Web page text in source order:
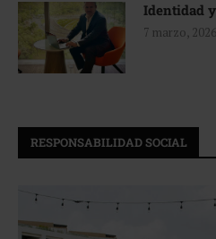
Identidad
7 marzo, 2026
RESPONSABILIDAD SOCIAL